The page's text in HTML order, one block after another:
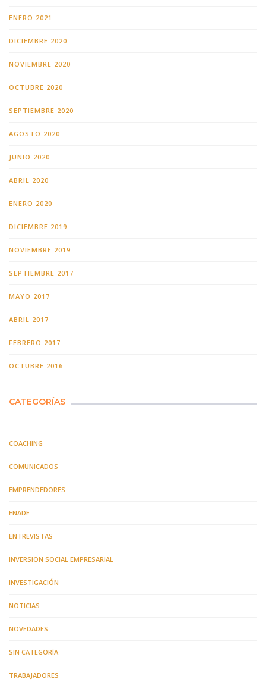
ENERO 2021
DICIEMBRE 2020
NOVIEMBRE 2020
OCTUBRE 2020
SEPTIEMBRE 2020
AGOSTO 2020
JUNIO 2020
ABRIL 2020
ENERO 2020
DICIEMBRE 2019
NOVIEMBRE 2019
SEPTIEMBRE 2017
MAYO 2017
ABRIL 2017
FEBRERO 2017
OCTUBRE 2016
CATEGORÍAS
COACHING
COMUNICADOS
EMPRENDEDORES
ENADE
ENTREVISTAS
INVERSION SOCIAL EMPRESARIAL
INVESTIGACIÓN
NOTICIAS
NOVEDADES
SIN CATEGORÍA
TRABAJADORES